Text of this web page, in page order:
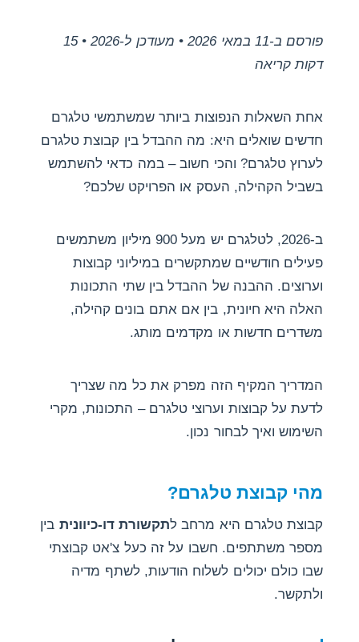
פורסם ב-11 במאי 2026 • מעודכן ל-2026 • 15
דקות קריאה
אחת השאלות הנפוצות ביותר שמשתמשי טלגרם
חדשים שואלים היא: מה ההבדל בין קבוצת טלגרם
לערוץ טלגרם? והכי חשוב – במה כדאי להשתמש
בשביל הקהילה, העסק או הפרויקט שלכם?
ב-2026, לטלגרם יש מעל 900 מיליון משתמשים
פעילים חודשיים שמתקשרים במיליוני קבוצות
וערוצים. ההבנה של ההבדל בין שתי התכונות
האלה היא חיונית, בין אם אתם בונים קהילה,
משדרים חדשות או מקדמים מותג.
המדריך המקיף הזה מפרק את כל מה שצריך
לדעת על קבוצות וערוצי טלגרם – התכונות, מקרי
השימוש ואיך לבחור נכון.
מהי קבוצת טלגרם?
קבוצת טלגרם היא מרחב לתקשורת דו-כיוונית בין
מספר משתתפים. חשבו על זה כעל צ'אט קבוצתי
שבו כולם יכולים לשלוח הודעות, לשתף מדיה
ולתקשר.